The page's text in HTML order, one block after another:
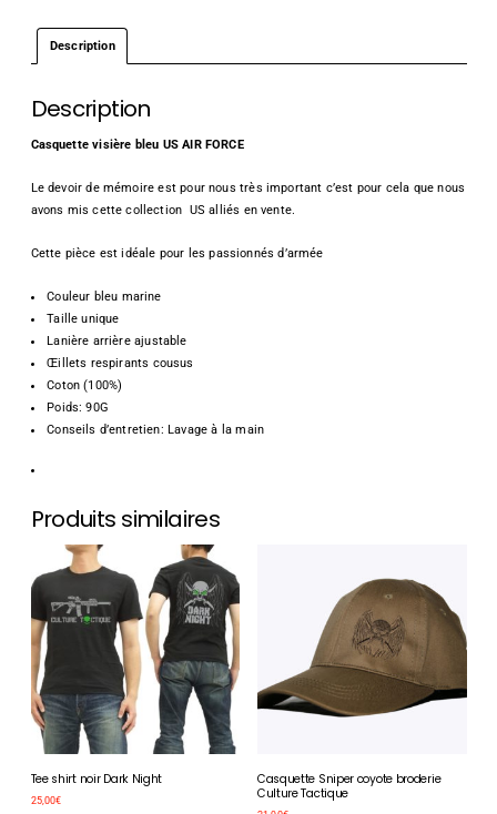
Description
Description
Casquette visière bleu US AIR FORCE
Le devoir de mémoire est pour nous très important c’est pour cela que nous
avons mis cette collection US alliés en vente.
Cette pièce est idéale pour les passionnés d’armée
Couleur bleu marine
Taille unique
Lanière arrière ajustable
Œillets respirants cousus
Coton (100%)
Poids: 90G
Conseils d’entretien:Lavage à la main
Produits similaires
Tee shirt noir Dark Night
25,00€
Casquette Sniper coyote broderie
Culture Tactique